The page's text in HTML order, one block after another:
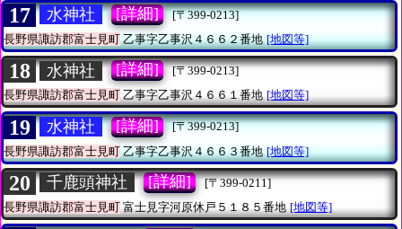
17 水神社 [詳細]
[〒399-0213]
長野県諏訪郡富士見町乙事字乙事沢４６６２番地 [地図等]
18 水神社 [詳細]
[〒399-0213]
長野県諏訪郡富士見町乙事字乙事沢４６６１番地 [地図等]
19 水神社 [詳細]
[〒399-0213]
長野県諏訪郡富士見町乙事字乙事沢４６６３番地 [地図等]
20 千鹿頭神社 [詳細]
[〒399-0211]
長野県諏訪郡富士見町 富士見字河原休戸５１８５番地 [地図等]